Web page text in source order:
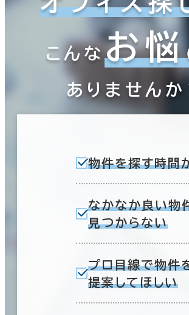
こんなお悩
ありません
物件を探す時間
なかなか良い物
見つからない
プロ目線で物件
提案してほしい